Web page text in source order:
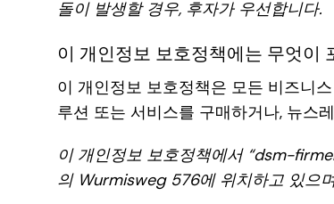
돌이 발생할 경우, 후자가 우선합니다.
이 개인정보 보호정책에는 무엇이
이 개인정보 보호정책은 모든 비즈니
루션 또는 서비스를 구매하거나, 뉴스
이 개인정보 보호정책에서 “dsm-
의 Wurmisweg 576에 위치하고 있으